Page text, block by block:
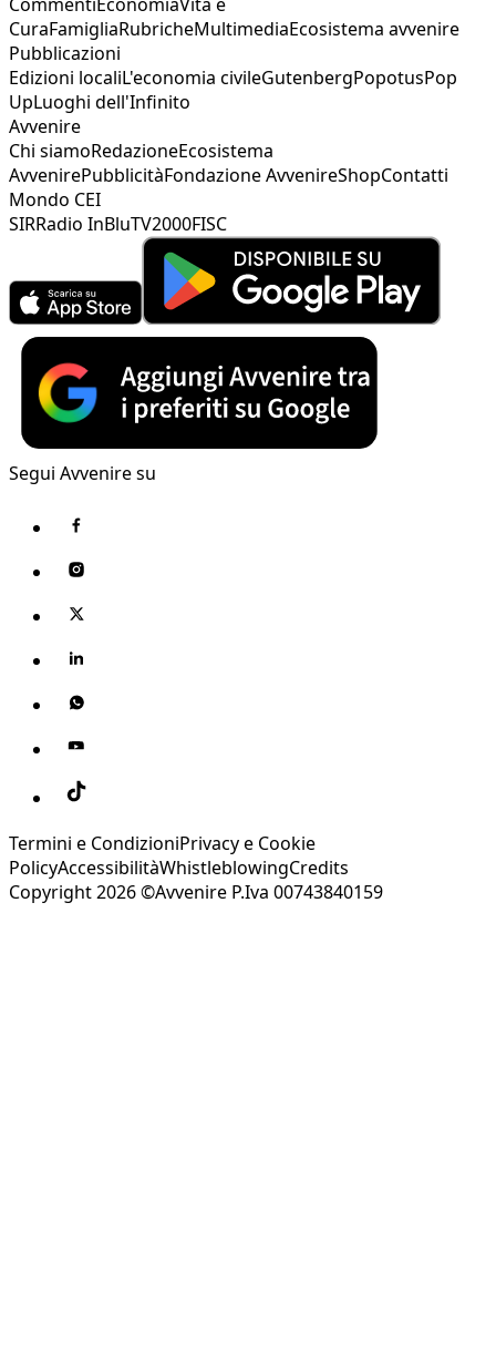
CuraFamigliaRubricheMultimediaEcosistema avvenire
Pubblicazioni
Edizioni localiL'economia civileGutenbergPopotusPop
UpLuoghi dell'Infinito
Avvenire
Chi siamoRedazioneEcosistema
AvvenirePubblicitàFondazione AvvenireShopContatti
Mondo CEI
SIRRadio InBluTV2000FISC
Segui Avvenire su
Termini e CondizioniPrivacy e Cookie
PolicyAccessibilitàWhistleblowingCredits
Copyright 2026 ©Avvenire P.Iva 00743840159